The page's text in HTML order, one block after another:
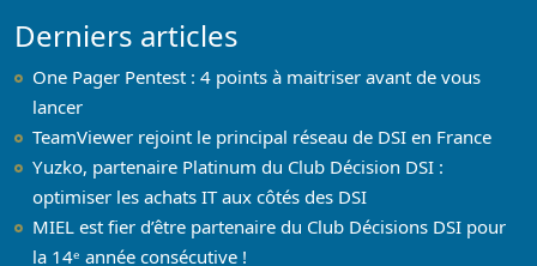
Derniers articles
One Pager Pentest : 4 points à maitriser avant de vous
lancer
TeamViewer rejoint le principal réseau de DSI en France
Yuzko, partenaire Platinum du Club Décision DSI :
optimiser les achats IT aux côtés des DSI
MIEL est fier d’être partenaire du Club Décisions DSI pour
la 14ᵉ année consécutive !